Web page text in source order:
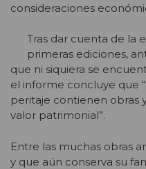
consideraciones
Tras dar cuenta de la
primeras ediciones,
que ni siquiera se
el informe concluye que
peritaje contienen obras
valor patrimonial”.
Entre las muchas obras
y que aún conserva su